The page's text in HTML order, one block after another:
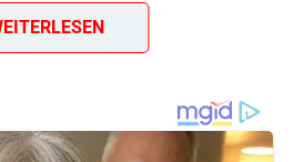
Salz, 1/4 Teelöffel
frisches Bohnenkraut, 250
(Heilbutt, Makrelen oder
Tabasco- oder Peppersoße,
1 Eßlöffel gehackte